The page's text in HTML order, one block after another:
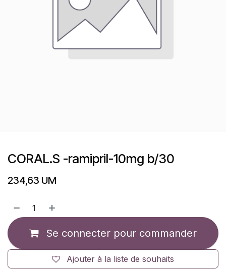
CORAL.S -ramipril-10mg b/30
234,63 UM
Se connecter pour commander
Ajouter à la liste de souhaits